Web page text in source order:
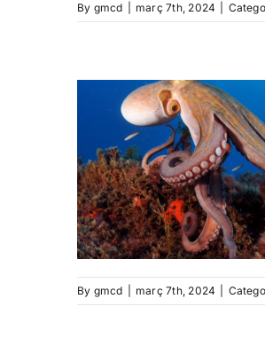
By gmcd març 7th, 2024
By gmcd març 7th, 2024